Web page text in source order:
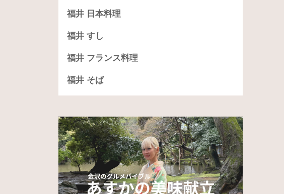
福井 日本料理
福井 すし
福井 フランス料理
福井 そば